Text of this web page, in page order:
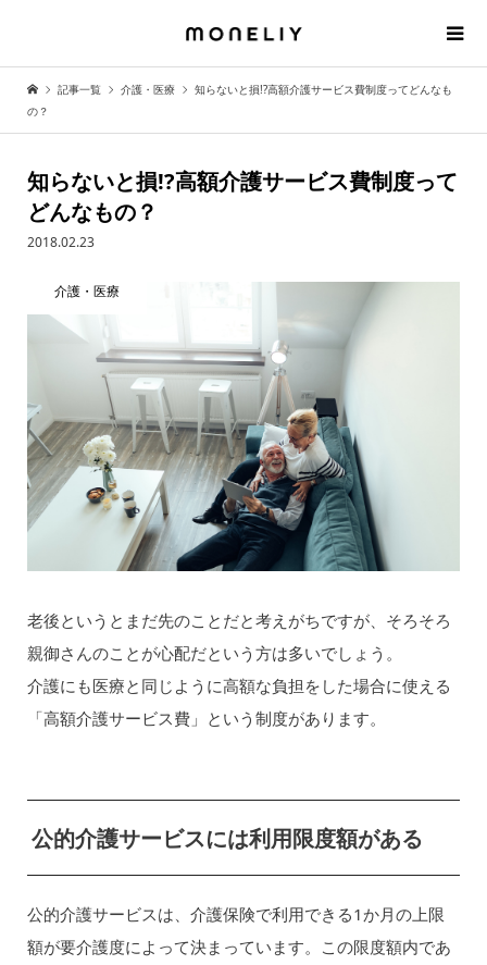
記事一覧 介護・医療
知らないと損!?高額介護サービス費制度ってどんなも
の？
知らないと損!?高額介護サービス費制度って
どんなもの？
2018.02.23
介護・医療
老後というとまだ先のことだと考えがちですが、そろそろ
親御さんのことが心配だという方は多いでしょう。
介護にも医療と同じように高額な負担をした場合に使える
「高額介護サービス費」という制度があります。
公的介護サービスには利用限度額がある
公的介護サービスは、介護保険で利用できる1か月の上限
額が要介護度によって決まっています。この限度額内であ